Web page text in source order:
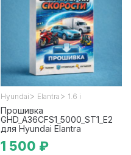
Hyundai > Elantra > 1.6 i
Прошивка
GHD_A36CFS1_5000_ST1_E2
для Hyundai Elantra
1 500 ₽